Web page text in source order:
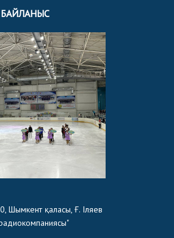
БАЙЛАНЫС
Шымкент қаласы, Ғ. Іляев